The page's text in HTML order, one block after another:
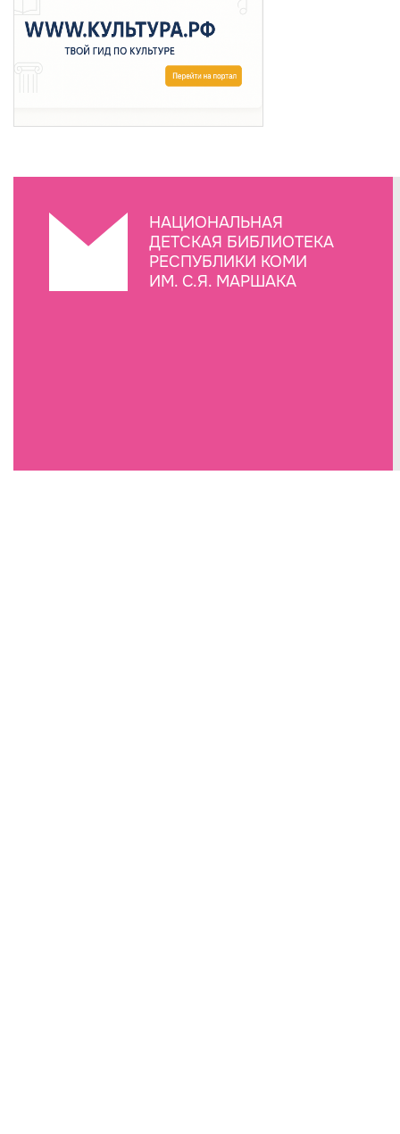
НАЦИОНАЛЬНАЯ
ДЕТСКАЯ БИБЛИОТЕКА
РЕСПУБЛИКИ КОМИ
ИМ. С.Я. МАРШАКА